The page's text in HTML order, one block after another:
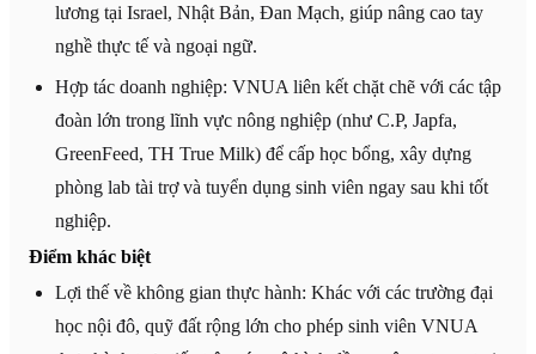
lương tại Israel, Nhật Bản, Đan Mạch, giúp nâng cao tay
nghề thực tế và ngoại ngữ.
Hợp tác doanh nghiệp: VNUA liên kết chặt chẽ với các tập
đoàn lớn trong lĩnh vực nông nghiệp (như C.P, Japfa,
GreenFeed, TH True Milk) để cấp học bổng, xây dựng
phòng lab tài trợ và tuyển dụng sinh viên ngay sau khi tốt
nghiệp.
Điểm khác biệt
Lợi thế về không gian thực hành: Khác với các trường đại
học nội đô, quỹ đất rộng lớn cho phép sinh viên VNUA